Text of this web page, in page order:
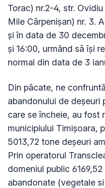
Torac) nr.2-4, str.
Mile Cărpenișan) nr. 3.
și în data de 30
și 16:00, urmând să își
normal din data de 3
Din păcate, ne
abandonului de deșeuri
care se încheie, au fost
municipiului Timișoara,
5013,72 tone deșeuri
Prin operatorul
domeniul public
abandonate (vegetale